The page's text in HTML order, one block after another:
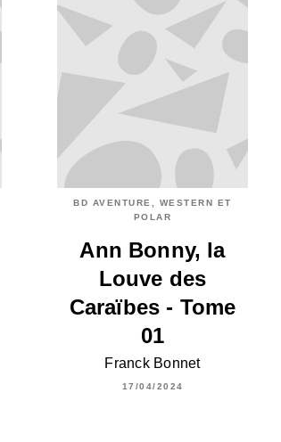
BD AVENTURE, WESTERN ET
POLAR
Ann Bonny, la
Louve des
Caraïbes - Tome
01
Franck Bonnet
17/04/2024